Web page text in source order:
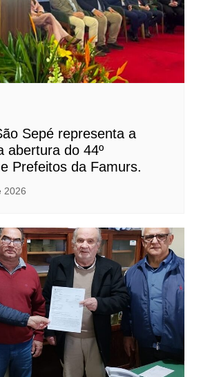
Sepé representa a
abertura do 44º
Prefeitos da Famurs.
2026